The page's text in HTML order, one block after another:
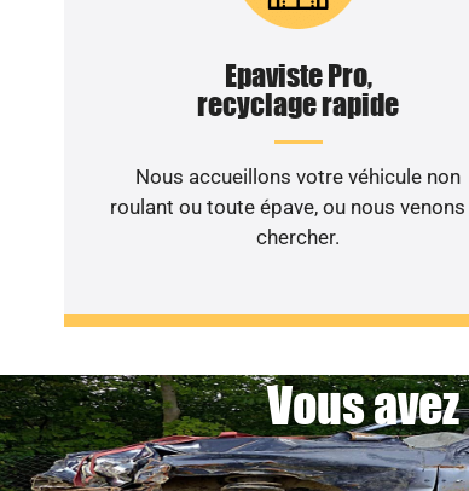
Epaviste Pro,
recyclage rapide
Nous accueillons votre véhicule non
roulant ou toute épave, ou nous venons
chercher.
Vous